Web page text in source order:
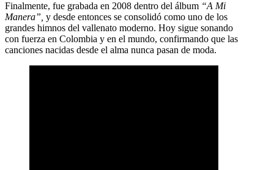
Finalmente, fue grabada en 2008 dentro del álbum “A Mi
Manera”, y desde entonces se consolidó como uno de los
grandes himnos del vallenato moderno. Hoy sigue sonando
con fuerza en Colombia y en el mundo, confirmando que las
canciones nacidas desde el alma nunca pasan de moda.